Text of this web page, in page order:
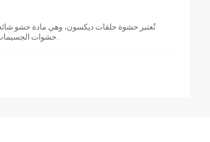
تُعتبر حشوة حلقات ديكسون، وهي مادة حشو
حشوات الجسيمات الصغيرة. وهي مصنوعة من صفائح معدنية، ويبلغ قطرها ارتفاعها.